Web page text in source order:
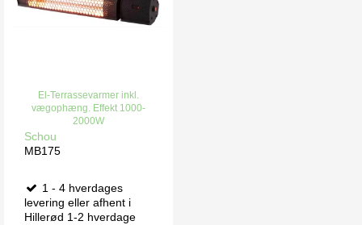
El-Terrassevarmer inkl.
vægophæng. Effekt 1000-
2000W
Schou
MB175
1 - 4 hverdages
levering eller afhent i
Hillerød 1-2 hverdage